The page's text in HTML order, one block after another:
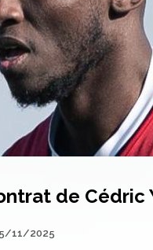
de Cédric
11/2025